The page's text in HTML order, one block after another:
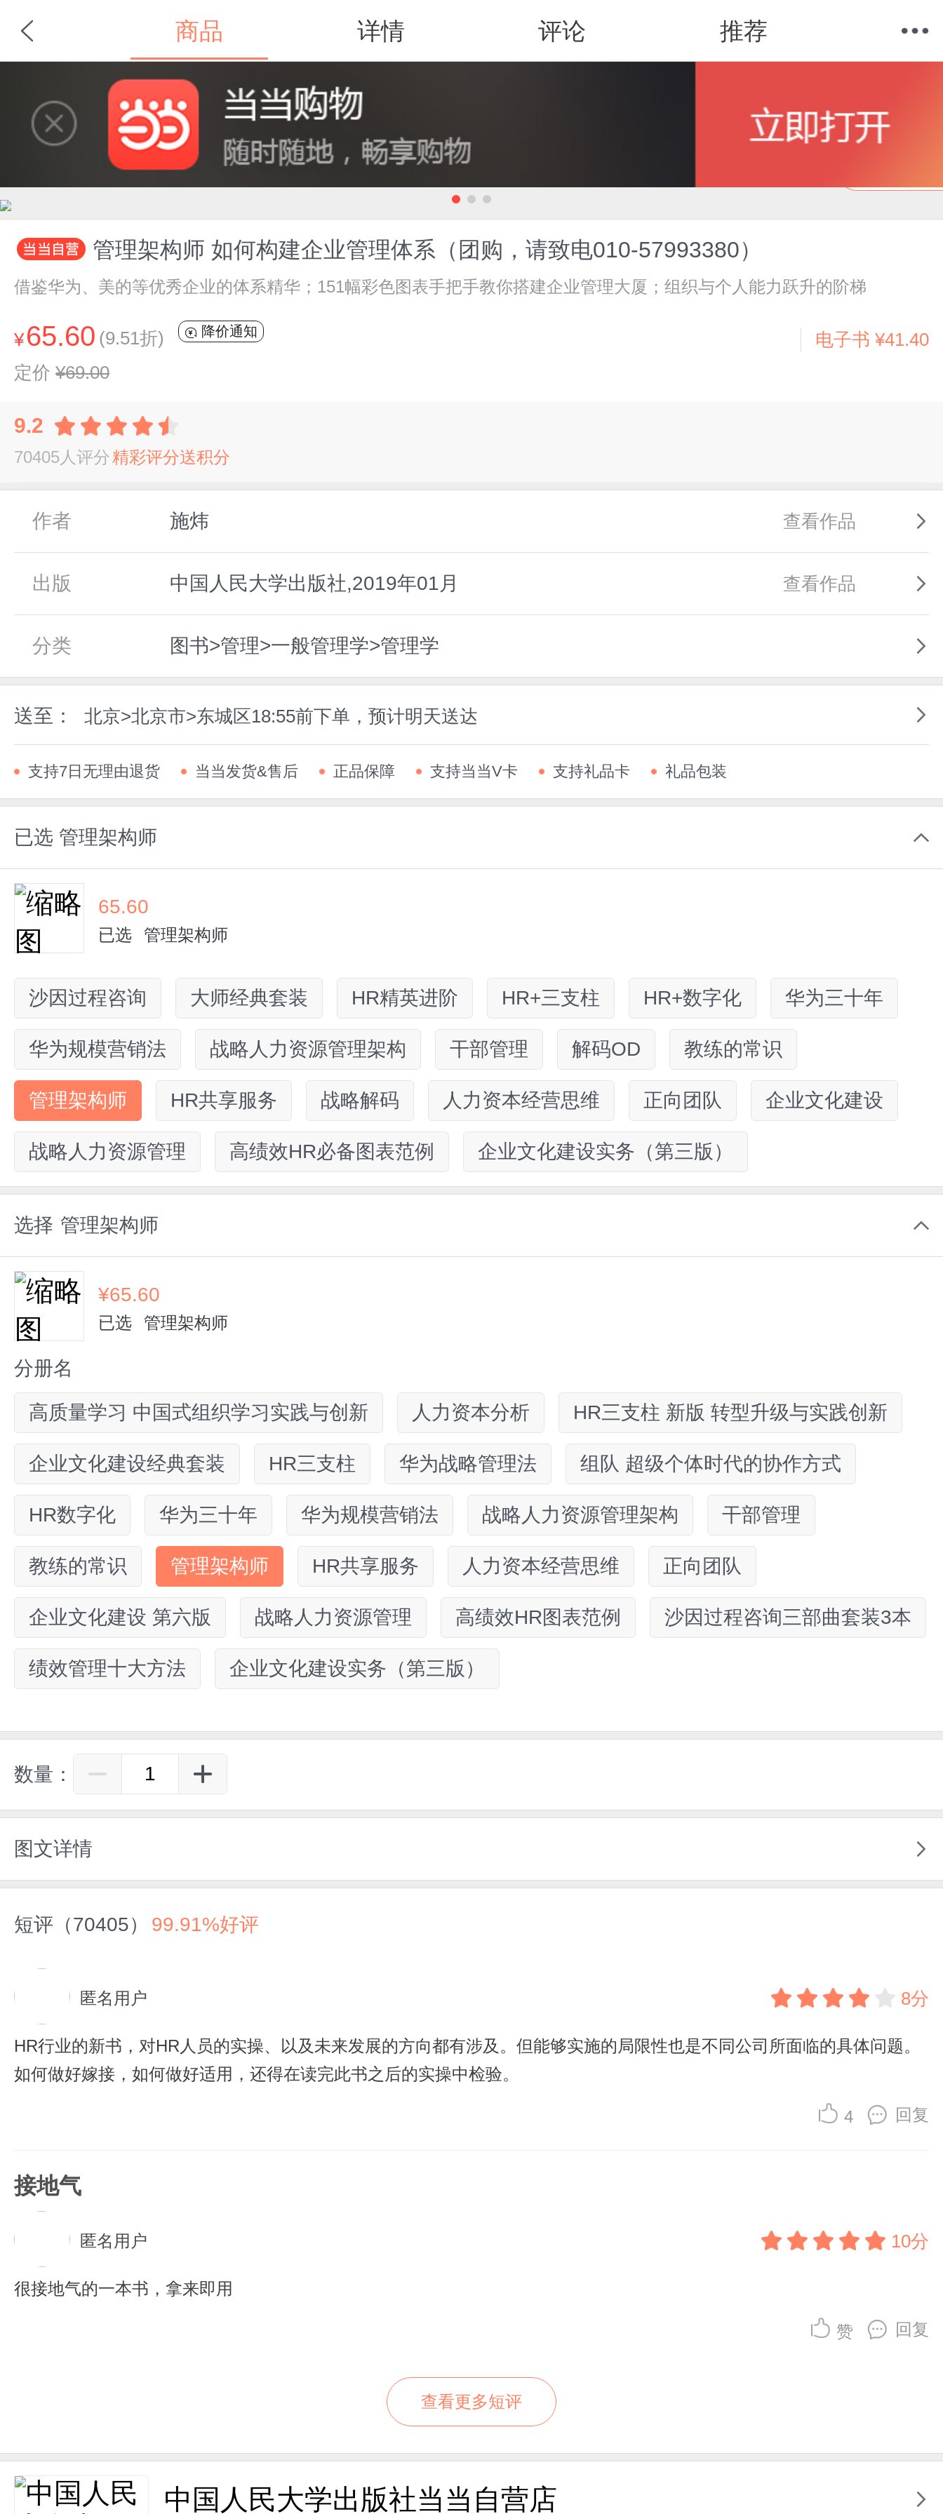
商品 详情 评论 推荐
分类 我的当当
管理架构师 如何构建企业管理体系（团购，请致电010-57993380）
借鉴华为、美的等优秀企业的体系精华；151幅彩色图表手把手教你搭建企业管理大厦；组织与个人能力跃升的阶梯
¥65.60 (9.51折) 降价通知 电子书 ¥41.40
定价 ¥69.00
9.2
70405人评分精彩评分送积分
作者 施炜 查看作品
出版 中国人民大学出版社,2019年01月 查看作品
分类 图书>管理>一般管理学>管理学
送至： 北京>北京市>东城区18:55前下单，预计明天送达
支持7日无理由退货 当当发货&售后 正品保障 支持当当V卡 支持礼品卡 礼品包装
已选 管理架构师
65.60
已选 管理架构师
沙因过程咨询 大师经典套装 HR精英进阶 HR+三支柱 HR+数字化 华为三十年
华为规模营销法 战略人力资源管理架构 干部管理 解码OD 教练的常识
管理架构师 HR共享服务 战略解码 人力资本经营思维 正向团队 企业文化建设
战略人力资源管理 高绩效HR必备图表范例 企业文化建设实务（第三版）
选择 管理架构师
¥65.60
已选 管理架构师
分册名
高质量学习 中国式组织学习实践与创新 人力资本分析 HR三支柱 新版 转型升级与实践创新
企业文化建设经典套装 HR三支柱 华为战略管理法 组队 超级个体时代的协作方式
HR数字化 华为三十年 华为规模营销法 战略人力资源管理架构 干部管理
教练的常识 管理架构师 HR共享服务 人力资本经营思维 正向团队
企业文化建设 第六版 战略人力资源管理 高绩效HR图表范例 沙因过程咨询三部曲套装3本
绩效管理十大方法 企业文化建设实务（第三版）
数量：
图文详情
短评（70405） 99.91%好评
匿名用户 8分
HR行业的新书，对HR人员的实操、以及未来发展的方向都有涉及。但能够实施的局限性也是不同公司所面临的具体问题。
如何做好嫁接，如何做好适用，还得在读完此书之后的实操中检验。
回复
4
接地气
匿名用户 10分
很接地气的一本书，拿来即用
回复
赞
查看更多短评
中国人民大学出版社当当自营店